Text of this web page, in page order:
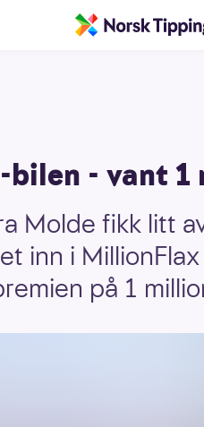
bilen - vant
Molde fikk litt
inn i
på 1